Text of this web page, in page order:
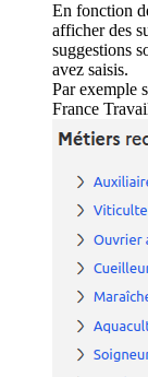
En fonction
afficher des
suggestions
avez saisis.
Par exemple
France